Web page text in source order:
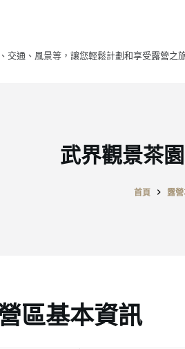
交通、風景等，讓您輕鬆計劃和享受露營之
武界觀景茶
首頁 露
區基本資訊